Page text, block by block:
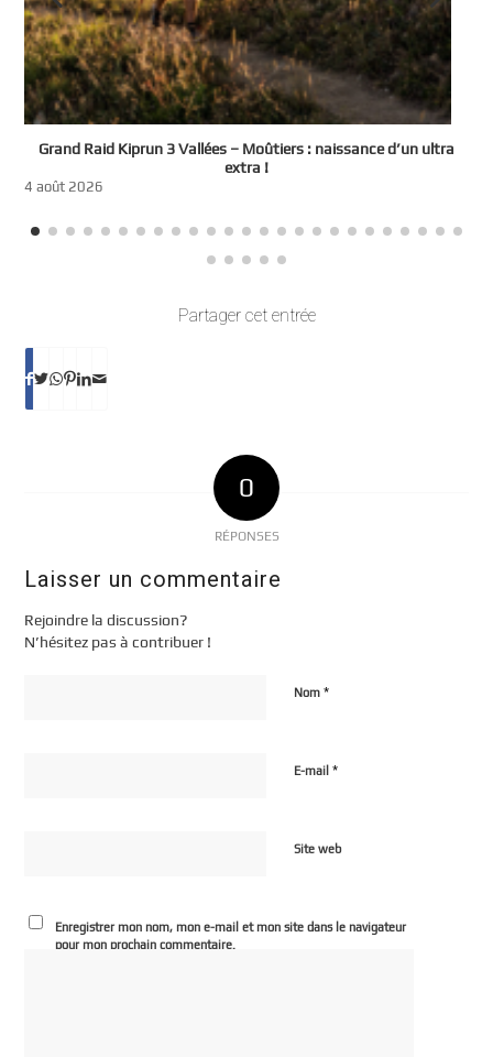
Grand Raid Kiprun 3 Vallées – Moûtiers : naissance d’un ultra
extra !
4 août 2026
Partager cet entrée
0
RÉPONSES
Laisser un commentaire
Rejoindre la discussion?
N’hésitez pas à contribuer !
Nom*
E-mail*
Site web
Enregistrer mon nom, mon e-mail et mon site dans le navigateur
pour mon prochain commentaire.